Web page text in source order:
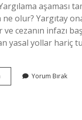
aşaması
olur? Yargıtay
cezanın infazı
yasal yollar hariç
Numarası
Yorum Bırak